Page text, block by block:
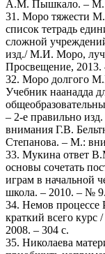
А.М. Пышкало. – М.:
31. Моро тяжести
список тетрадь
сложной
изд./ М.И. Моро,
Просвещение, 2013.
32. Моро долгого
Учебник наанадда
– 2-е правильно
внимания Г.В.
Степанова. – М.:
33. Мукина ответ
основы сочетать
играм в начальной
школа. – 2010. – №
34. Немов процессе
краткий всего
2008. – 304 с.
35. Николаева